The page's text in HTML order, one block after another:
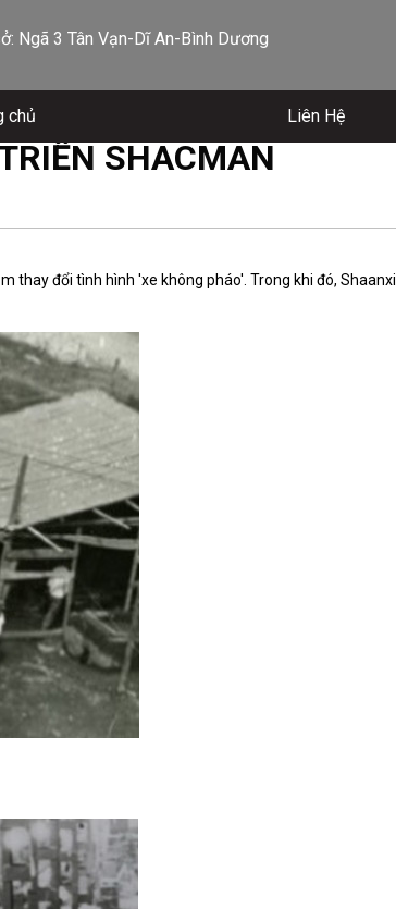
Ngã 3 Tân Vạn-Dĩ An-Bình Dương
chủ Liên Hệ
SHACMAN
thay đổi tình hình 'xe không pháo'. Trong khi đó, Shaanxi